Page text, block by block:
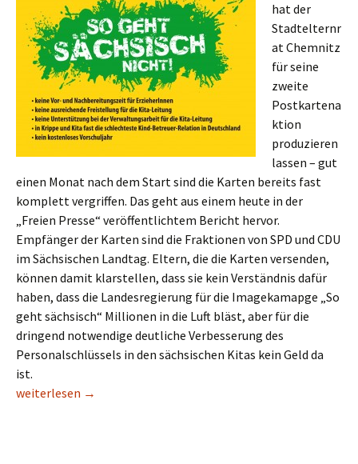
hat der
Stadtelternr
at Chemnitz
für seine
zweite
Postkartena
ktion
produzieren
lassen – gut
einen Monat nach dem Start sind die Karten bereits fast
komplett vergriffen. Das geht aus einem heute in der
„Freien Presse“ veröffentlichtem Bericht hervor.
Empfänger der Karten sind die Fraktionen von SPD und CDU
im Sächsischen Landtag. Eltern, die die Karten versenden,
können damit klarstellen, dass sie kein Verständnis dafür
haben, dass die Landesregierung für die Imagekamapge „So
geht sächsisch“ Millionen in die Luft bläst, aber für die
dringend notwendige deutliche Verbesserung des
Personalschlüssels in den sächsischen Kitas kein Geld da
ist.
Toller Erfolg für Postkarten-Aktion des Stadtelternrates
weiterlesen →